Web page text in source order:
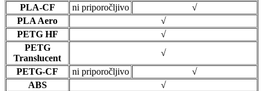
PLA-CF
ni priporočljivo
√
PLA Aero
√
PETG HF
√
PETG
Translucent
√
PETG-CF
ni priporočljivo
√
ABS
√